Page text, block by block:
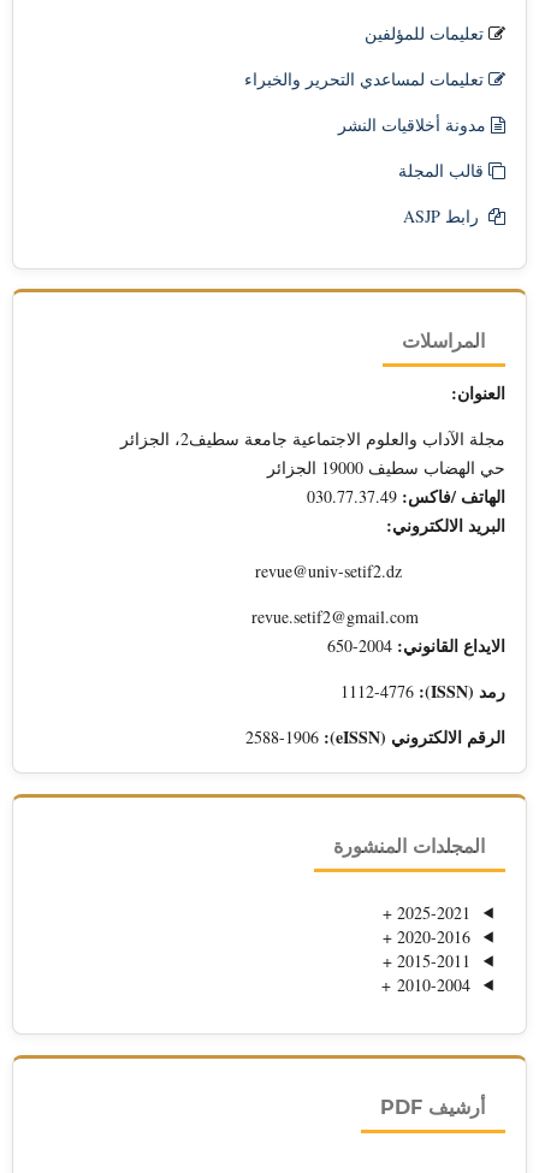
تعليمات للمؤلفين
تعليمات لمساعدي التحرير والخبراء
مدونة أخلاقيات النشر
قالب المجلة
رابط ASJP
المراسلات
العنوان:
مجلة الآداب والعلوم الاجتماعية جامعة سطيف2، الجزائر
حي الهضاب سطيف 19000 الجزائر
الهاتف /فاكس:
البريد الالكتروني:
الايداع القانوني:
رمد (ISSN):
الرقم الالكتروني (eISSN):
المجلدات المنشورة
+
2020-2016
+
+
2010-2004
+
أرشيف PDF